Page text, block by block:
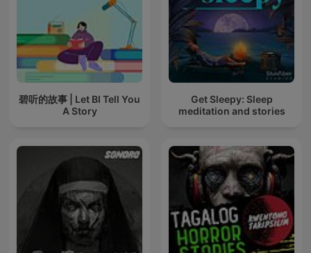
碧听的故事 | Let BI Tell You
A Story
Get Sleepy: Sleep
meditation and stories